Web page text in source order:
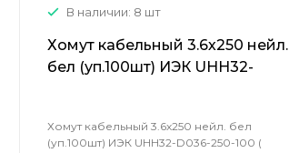
В наличии: 8 шт
Хомут кабельный 3.6х250 нейл.
бел (уп.100шт) ИЭК UHH32-
Хомут кабельный 3.6х250 нейл. бел
(уп.100шт) ИЭК UHH32-D036-250-100 (